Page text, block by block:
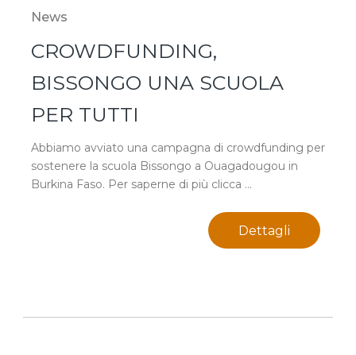
News
CROWDFUNDING,
BISSONGO UNA SCUOLA
PER TUTTI
Abbiamo avviato una campagna di crowdfunding per
sostenere la scuola Bissongo a Ouagadougou in
Burkina Faso. Per saperne di più clicca ...
Dettagli